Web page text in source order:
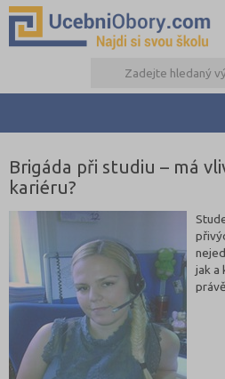
Brigáda při studiu – má
kariéru?
jak a